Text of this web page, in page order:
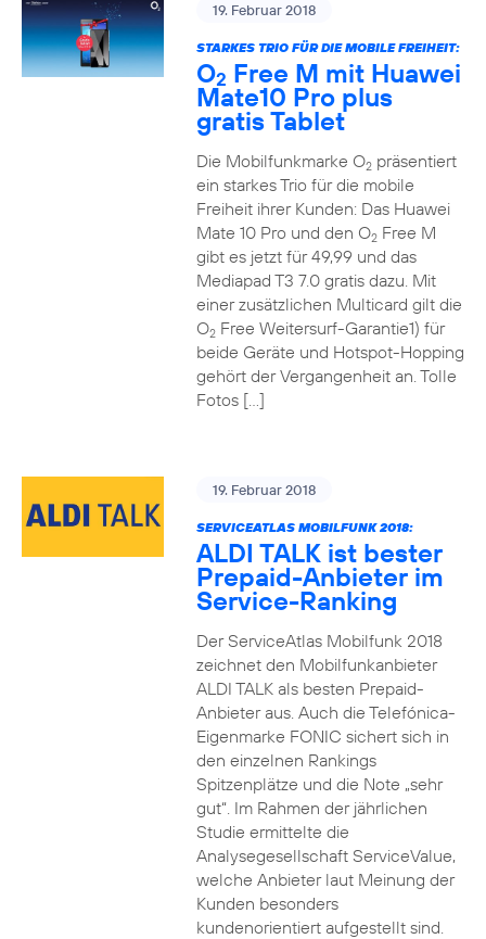
19. Februar 2018
STARKES TRIO FÜR DIE MOBILE FREIHEIT:
O2 Free M mit Huawei
Mate10 Pro plus
gratis Tablet
Die Mobilfunkmarke O2präsentiert
ein starkes Trio für die mobile
Freiheit ihrer Kunden: Das Huawei
Mate 10 Pro und den O2Free M
gibt es jetzt für 49,99 und das
Mediapad T3 7.0 gratis dazu. Mit
einer zusätzlichen Multicard gilt die
O2Free Weitersurf-Garantie1) für
beide Geräte und Hotspot-Hopping
gehört der Vergangenheit an. Tolle
Fotos […]
19. Februar 2018
SERVICEATLAS MOBILFUNK 2018:
ALDI TALK ist bester
Prepaid-Anbieter im
Service-Ranking
Der ServiceAtlas Mobilfunk 2018
zeichnet den Mobilfunkanbieter
ALDI TALK als besten Prepaid-
Anbieter aus. Auch die Telefónica-
Eigenmarke FONIC sichert sich in
den einzelnen Rankings
Spitzenplätze und die Note „sehr
gut“. Im Rahmen der jährlichen
Studie ermittelte die
Analysegesellschaft ServiceValue,
welche Anbieter laut Meinung der
Kunden besonders
kundenorientiert aufgestellt sind.